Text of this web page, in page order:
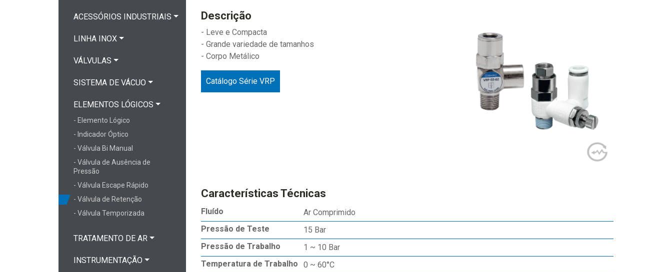
ACESSÓRIOS INDUSTRIAIS
LINHA INOX
VÁLVULAS
SISTEMA DE VÁCUO
ELEMENTOS LÓGICOS
- Elemento Lógico
- Indicador Óptico
- Válvula Bi Manual
- Válvula de Ausência de
Pressão
- Válvula Escape Rápido
- Válvula de Retenção
- Válvula Temporizada
TRATAMENTO DE AR
INSTRUMENTAÇÃO
Descrição
- Leve e Compacta
- Grande variedade de tamanhos
- Corpo Metálico
Catálogo Série VRP
Características Técnicas
Fluído
Ar Comprimido
Pressão de Teste
15 Bar
Pressão de Trabalho
1 ~ 10 Bar
Temperatura de Trabalho
0 ~ 60°C